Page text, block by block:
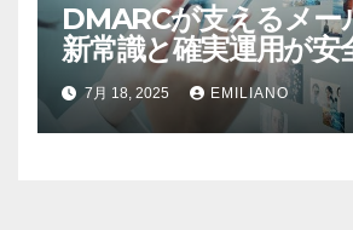
DMARCが支えるメー
新常識と確実運用が安
る7月 18, 2025 EMILIANO